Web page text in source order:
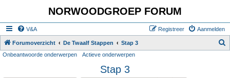
NORWOODGROEP FORUM
V&A Aanmelden
Registreer
Forumoverzicht De Twaalf Stappen Stap 3
Onbeantwoorde onderwerpen Actieve onderwerpen
Stap 3